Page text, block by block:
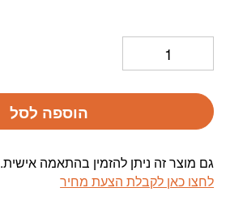
הוספה לסל
גם מוצר זה ניתן להזמין בהתאמה אישית.
לחצו כאן לקבלת הצעת מחיר